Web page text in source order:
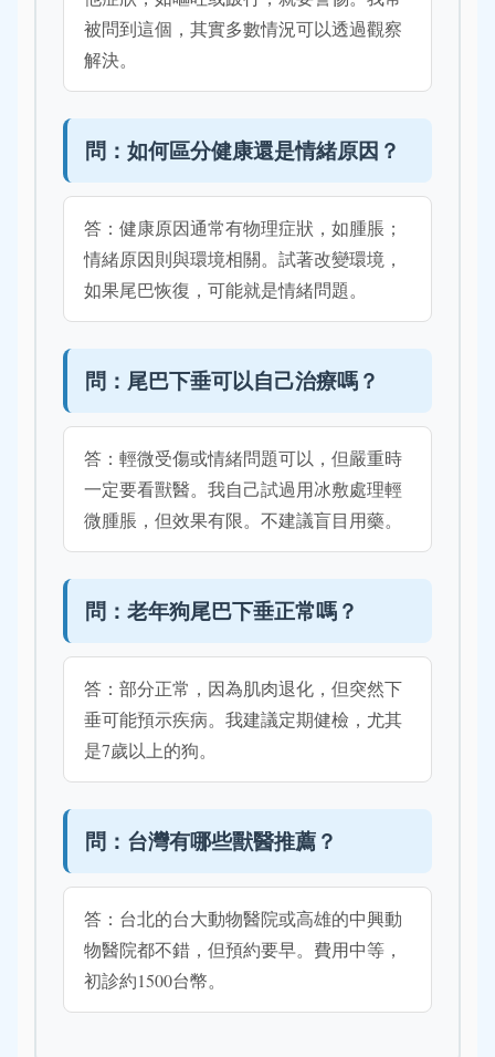
被問到這個，其實多數情況可以透過觀察
解決。
問：如何區分健康還是情緒原因？
答：健康原因通常有物理症狀，如腫脹；
情緒原因則與環境相關。試著改變環境，
如果尾巴恢復，可能就是情緒問題。
問：尾巴下垂可以自己治療嗎？
答：輕微受傷或情緒問題可以，但嚴重時
一定要看獸醫。我自己試過用冰敷處理輕
微腫脹，但效果有限。不建議盲目用藥。
問：老年狗尾巴下垂正常嗎？
答：部分正常，因為肌肉退化，但突然下
垂可能預示疾病。我建議定期健檢，尤其
是7歲以上的狗。
問：台灣有哪些獸醫推薦？
答：台北的台大動物醫院或高雄的中興動
物醫院都不錯，但預約要早。費用中等，
初診約1500台幣。